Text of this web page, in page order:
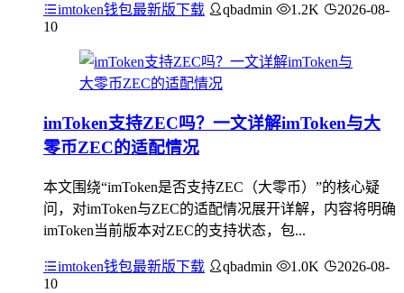
imtoken钱包最新版下载 qbadmin 1.2K
2026-08-
10
imToken支持ZEC吗？一文详解imToken与大
零币ZEC的适配情况
本文围绕“imToken是否支持ZEC（大零币）”的核心疑
问，对imToken与ZEC的适配情况展开详解，内容将明确
imToken当前版本对ZEC的支持状态，包...
imtoken钱包最新版下载 qbadmin 1.0K
2026-08-
10